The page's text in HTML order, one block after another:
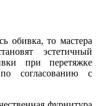
обивка, то мастера
эстетичный
при перетяжке
согласованию с